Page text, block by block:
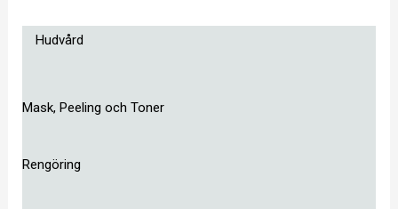
Hudvård
Mask, Peeling och Toner
Rengöring